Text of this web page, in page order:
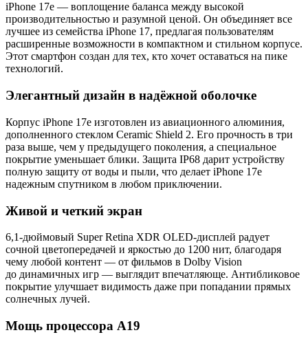
iPhone 17e — воплощение баланса между высокой
производительностью и разумной ценой. Он объединяет все
лучшее из семейства iPhone 17, предлагая пользователям
расширенные возможности в компактном и стильном корпусе.
Этот смартфон создан для тех, кто хочет оставаться на пике
технологий.
Элегантный дизайн в надёжной оболочке
Корпус iPhone 17e изготовлен из авиационного алюминия,
дополненного стеклом Ceramic Shield 2. Его прочность в три
раза выше, чем у предыдущего поколения, а специальное
покрытие уменьшает блики. Защита IP68 дарит устройству
полную защиту от воды и пыли, что делает iPhone 17e
надежным спутником в любом приключении.
Живой и четкий экран
6,1-дюймовый Super Retina XDR OLED-дисплей радует
сочной цветопередачей и яркостью до 1200 нит, благодаря
чему любой контент — от фильмов в Dolby Vision
до динамичных игр — выглядит впечатляюще. Антибликовое
покрытие улучшает видимость даже при попадании прямых
солнечных лучей.
Мощь процессора A19